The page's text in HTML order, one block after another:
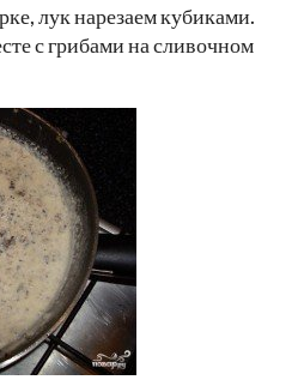
лук нарезаем кубиками.
с грибами на сливочном